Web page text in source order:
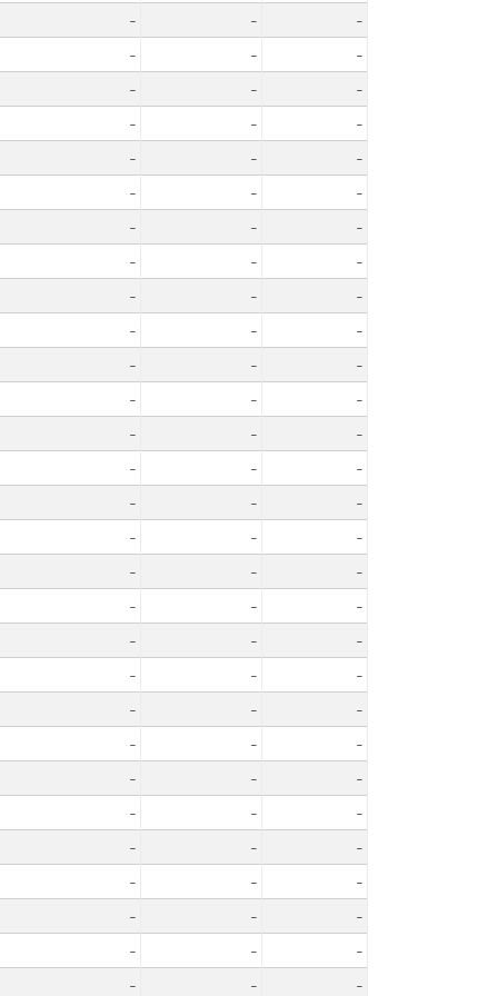
- -
-
- -
-
- -
-
- -
-
- -
-
- -
-
- -
-
- -
-
- -
-
- -
-
- -
-
- -
-
- -
-
- -
-
- -
-
- -
-
- -
-
- -
-
- -
-
- -
-
- -
-
- -
-
- -
-
- -
-
- -
-
- -
-
- -
-
- -
-
- -
-